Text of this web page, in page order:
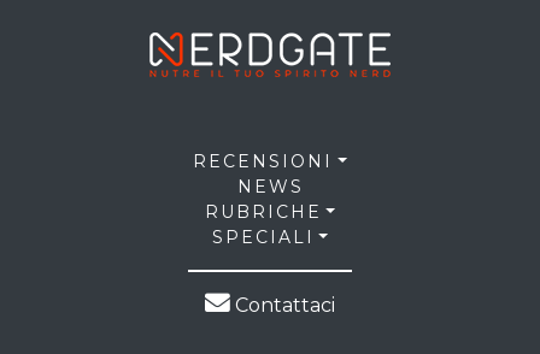
RECENSIONI
NEWS
RUBRICHE
SPECIALI
Contattaci